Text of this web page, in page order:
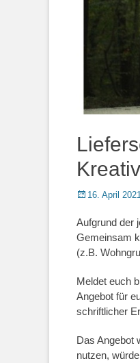
Posted
16. April
Aufgrund der
Gemeinsam
(z.B.
Meldet euch
Angebot für
schriftlicher
Das Angebot
nutzen,